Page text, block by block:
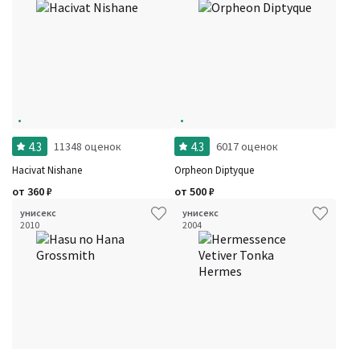
Сбросить все
4.3 11348 оценок
Hacivat Nishane
от 360₽
4.3 6017 оценок
Orpheon Diptyque
от 500₽
унисекс
2010
унисекс
2004